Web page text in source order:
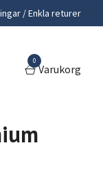
/ Enkla returer
0
Varukorg